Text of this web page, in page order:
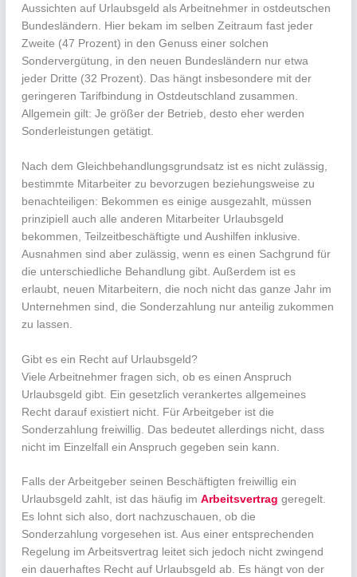
Aussichten auf Urlaubsgeld als Arbeitnehmer in ostdeutschen
Bundesländern. Hier bekam im selben Zeitraum fast jeder
Zweite (47 Prozent) in den Genuss einer solchen
Sondervergütung, in den neuen Bundesländern nur etwa
jeder Dritte (32 Prozent). Das hängt insbesondere mit der
geringeren Tarifbindung in Ostdeutschland zusammen.
Allgemein gilt: Je größer der Betrieb, desto eher werden
Sonderleistungen getätigt.
Nach dem Gleichbehandlungsgrundsatz ist es nicht zulässig,
bestimmte Mitarbeiter zu bevorzugen beziehungsweise zu
benachteiligen: Bekommen es einige ausgezahlt, müssen
prinzipiell auch alle anderen Mitarbeiter Urlaubsgeld
bekommen, Teilzeitbeschäftigte und Aushilfen inklusive.
Ausnahmen sind aber zulässig, wenn es einen Sachgrund für
die unterschiedliche Behandlung gibt. Außerdem ist es
erlaubt, neuen Mitarbeitern, die noch nicht das ganze Jahr im
Unternehmen sind, die Sonderzahlung nur anteilig zukommen
zu lassen.
Gibt es ein Recht auf Urlaubsgeld?
Viele Arbeitnehmer fragen sich, ob es einen Anspruch
Urlaubsgeld gibt. Ein gesetzlich verankertes allgemeines
Recht darauf existiert nicht. Für Arbeitgeber ist die
Sonderzahlung freiwillig. Das bedeutet allerdings nicht, dass
nicht im Einzelfall ein Anspruch gegeben sein kann.
Falls der Arbeitgeber seinen Beschäftigten freiwillig ein
Urlaubsgeld zahlt, ist das häufig imArbeitsvertrag geregelt.
Es lohnt sich also, dort nachzuschauen, ob die
Sonderzahlung vorgesehen ist. Aus einer entsprechenden
Regelung im Arbeitsvertrag leitet sich jedoch nicht zwingend
ein dauerhaftes Recht auf Urlaubsgeld ab. Es hängt von der